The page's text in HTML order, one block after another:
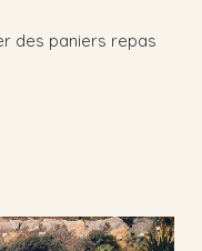
des paniers repas